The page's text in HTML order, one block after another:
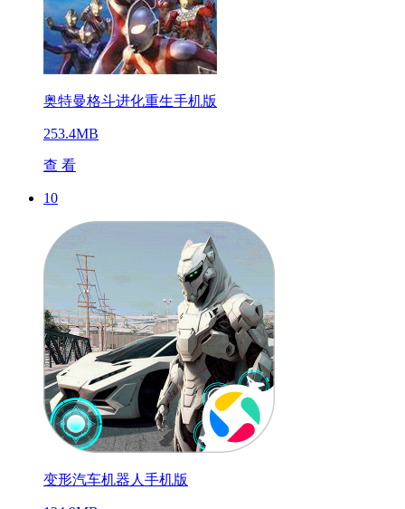
奥特曼格斗进化重生手机版
253.4MB
查 看
10
变形汽车机器人手机版